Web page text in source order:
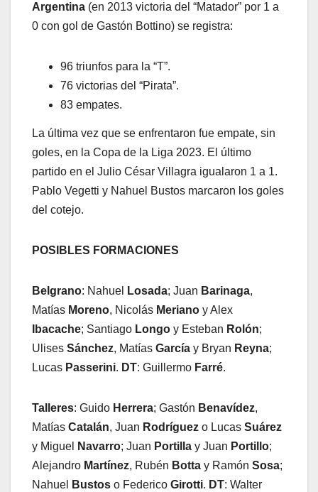
Argentina (en 2013 victoria del “Matador” por 1 a
0 con gol de Gastón Bottino) se registra:
96 triunfos para la “T”.
76 victorias del “Pirata”.
83 empates.
La última vez que se enfrentaron fue empate, sin
goles, en la Copa de la Liga 2023. El último
partido en el Julio César Villagra igualaron 1 a 1.
Pablo Vegetti y Nahuel Bustos marcaron los goles
del cotejo.
POSIBLES FORMACIONES
Belgrano: Nahuel Losada; Juan Barinaga,
Matías Moreno, Nicolás Meriano y Alex
Ibacache; Santiago Longo y Esteban Rolón;
Ulises Sánchez, Matías García y Bryan Reyna;
Lucas Passerini. DT: Guillermo Farré.
Talleres: Guido Herrera; Gastón Benavídez,
Matías Catalán, Juan Rodríguez o Lucas Suárez
y Miguel
Navarro; Juan Portilla y Juan Portillo;
Alejandro Martínez, Rubén Botta y Ramón Sosa;
Nahuel
Bustos o Federico Girotti. DT: Walter